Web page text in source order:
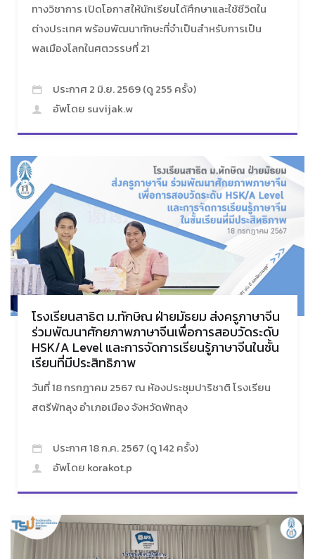
ทางวิชาการ เปิดโอกาสให้นักเรียนได้ศึกษาและใช้ชีวิตใน
ต่างประเทศ พร้อมพัฒนาทักษะที่จำเป็นสำหรับการเป็น
พลเมืองโลกในศตวรรษที่ 21
ประกาศ 2 มิ.ย. 2569 (ดู 255 ครั้ง)
อัพโดย suvijak.w
โรงเรียนสาธิต ม.ทักษิณ ฝ่ายมัธยม ส่งครูภาษาจีน
ร่วมพัฒนาศักยภาพภาษาจีนเพื่อการสอบวัดระดับ
HSK/A Level และการจัดการเรียนรู้ภาษาจีนในชั้น
เรียนที่มีประสิทธิภาพ
วันที่ 18 กรกฎาคม 2567 ณ ห้องประชุมปาริชาติ โรงเรียน
สตรีพัทลุง อำเภอเมือง จังหวัดพัทลุง
ประกาศ 18 ก.ค. 2567 (ดู 142 ครั้ง)
อัพโดย korakot.p